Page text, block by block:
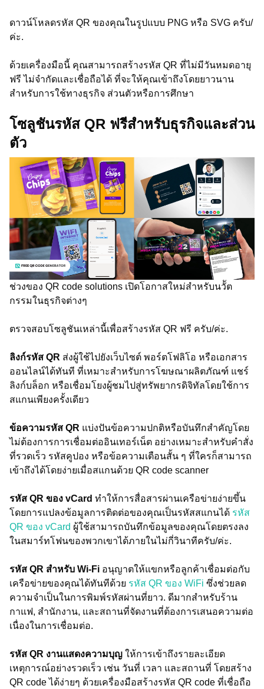
ดาวน์โหลดรหัส QR ของคุณในรูปแบบ PNG หรือ SVG ครับ/
ค่ะ.
ด้วยเครื่องมือนี้ คุณสามารถสร้างรหัส QR ที่ไม่มีวันหมดอายุ
ฟรี ไม่จำกัดและเชื่อถือได้ ที่จะให้คุณเข้าถึงโดยยาวนาน
สำหรับการใช้ทางธุรกิจ ส่วนตัวหรือการศึกษา
โซลูชันรหัส QR ฟรีสำหรับธุรกิจและส่วน
ตัว
ช่วงของ QR code solutions เปิดโอกาสใหม่สำหรับนวััต
กรรมในธุรกิจต่างๆ
ตรวจสอบโซลูชันเหล่านี้เพื่อสร้างรหัส QR ฟรี ครับ/ค่ะ.
ลิงก์รหัส QR ส่งผู้ใช้ไปยังเว็บไซต์ พอร์ตโฟลิโอ หรือเอกสาร
ออนไลน์ได้ทันที ที่เหมาะสำหรับการโฆษณาผลิตภัณฑ์ แชร์
ลิงก์บล็อก หรือเชื่อมโยงผู้ชมไปสู่ทรัพยากรดิจิทัลโดยใช้การ
สแกนเพียงครั้งเดียว
ข้อความรหัส QR แบ่งปันข้อความปกติหรือบันทึกสำคัญโดย
ไม่ต้องการการเชื่อมต่ออินเทอร์เน็ต อย่างเหมาะสำหรับคำสั่ง
ที่รวดเร็ว รหัสคูปอง หรือข้อความเตือนสั้น ๆ ที่ใครก็สามารถ
เข้าถึงได้โดยง่ายเมื่อสแกนด้วย QR code scanner
รหัส QR ของ vCard ทำให้การสื่อสารผ่านเครือข่ายง่ายขึ้น
โดยการแปลงข้อมูลการติดต่อของคุณเป็นรหัสสแกนได้ รหัส
QR ของ vCard ผู้ใช้สามารถบันทึกข้อมูลของคุณโดยตรงลง
ในสมาร์ทโฟนของพวกเขาได้ภายในไม่กี่วินาทีครับ/ค่ะ.
รหัส QR สำหรับ Wi-Fi อนุญาตให้แขกหรือลูกค้าเชื่อมต่อกับ
เครือข่ายของคุณได้ทันทีด้วย รหัส QR ของ WiFi ซึ่งช่วยลด
ความจำเป็นในการพิมพ์รหัสผ่านที่ยาว. ดีมากสำหรับร้าน
กาแฟ, สำนักงาน, และสถานที่จัดงานที่ต้องการเสนอความต่อ
เนื่องในการเชื่อมต่อ.
รหัส QR งานแสดงความบุญ ให้การเข้าถึงรายละเอียด
เหตุการณ์อย่างรวดเร็ว เช่น วันที่ เวลา และสถานที่ โดยสร้าง
QR code ได้ง่ายๆ ด้วยเครื่องมือสร้างรหัส QR code ที่เชื่อถือ